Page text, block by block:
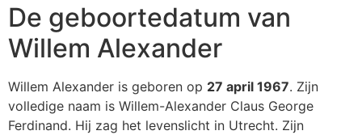
De geboortedatum van
Willem Alexander
Willem Alexander is geboren op 27 april 1967. Zijn
volledige naam is Willem-Alexander Claus George
Ferdinand. Hij zag het levenslicht in Utrecht. Zijn